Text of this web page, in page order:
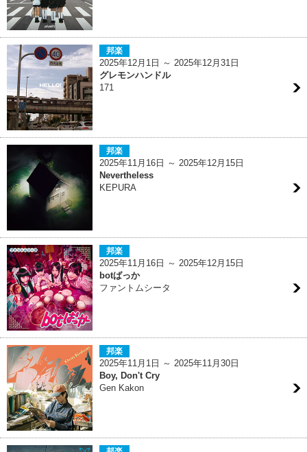
邦楽
2025年12月1日 ～ 2025年12月31日
グレモンハンドル
171
邦楽
2025年11月16日 ～ 2025年12月15日
Nevertheless
KEPURA
邦楽
2025年11月16日 ～ 2025年12月15日
botばっか
ファントムシータ
邦楽
2025年11月1日 ～ 2025年11月30日
Boy, Don't Cry
Gen Kakon